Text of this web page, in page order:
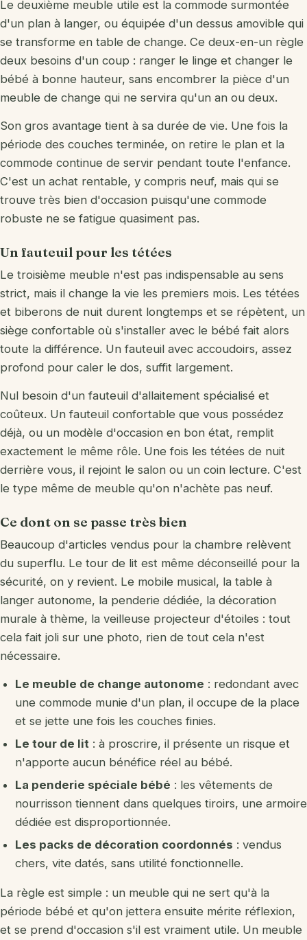
Le deuxième meuble utile est la commode surmontée
d'un plan à langer, ou équipée d'un dessus amovible qui
se transforme en table de change. Ce deux-en-un règle
deux besoins d'un coup : ranger le linge et changer le
bébé à bonne hauteur, sans encombrer la pièce d'un
meuble de change qui ne servira qu'un an ou deux.
Son gros avantage tient à sa durée de vie. Une fois la
période des couches terminée, on retire le plan et la
commode continue de servir pendant toute l'enfance.
C'est un achat rentable, y compris neuf, mais qui se
trouve très bien d'occasion puisqu'une commode
robuste ne se fatigue quasiment pas.
Un fauteuil pour les tétées
Le troisième meuble n'est pas indispensable au sens
strict, mais il change la vie les premiers mois. Les tétées
et biberons de nuit durent longtemps et se répètent, un
siège confortable où s'installer avec le bébé fait alors
toute la différence. Un fauteuil avec accoudoirs, assez
profond pour caler le dos, suffit largement.
Nul besoin d'un fauteuil d'allaitement spécialisé et
coûteux. Un fauteuil confortable que vous possédez
déjà, ou un modèle d'occasion en bon état, remplit
exactement le même rôle. Une fois les tétées de nuit
derrière vous, il rejoint le salon ou un coin lecture. C'est
le type même de meuble qu'on n'achète pas neuf.
Ce dont on se passe très bien
Beaucoup d'articles vendus pour la chambre relèvent
du superflu. Le tour de lit est même déconseillé pour la
sécurité, on y revient. Le mobile musical, la table à
langer autonome, la penderie dédiée, la décoration
murale à thème, la veilleuse projecteur d'étoiles : tout
cela fait joli sur une photo, rien de tout cela n'est
nécessaire.
Le meuble de change autonome : redondant avec
une commode munie d'un plan, il occupe de la place
et se jette une fois les couches finies.
Le tour de lit : à proscrire, il présente un risque et
n'apporte aucun bénéfice réel au bébé.
La penderie spéciale bébé : les vêtements de
nourrisson tiennent dans quelques tiroirs, une armoire
dédiée est disproportionnée.
Les packs de décoration coordonnés : vendus
chers, vite datés, sans utilité fonctionnelle.
La règle est simple : un meuble qui ne sert qu'à la
période bébé et qu'on jettera ensuite mérite réflexion,
et se prend d'occasion s'il est vraiment utile. Un meuble